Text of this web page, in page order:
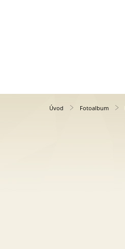
Úvod Fotoalbum